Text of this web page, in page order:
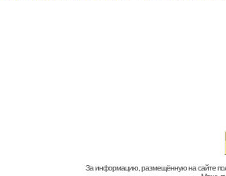
За информацию, размещённую на сайте